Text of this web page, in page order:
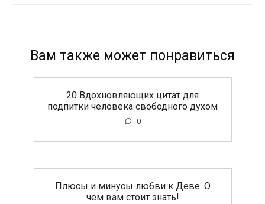
Вам также может понравиться
20 Вдохновляющих цитат для
подпитки человека свободного духом
0
Плюсы и минусы любви к Деве. О
чем вам стоит знать!